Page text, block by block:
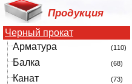
Продукция
Черный прокат
Арматура
(110)
Балка (68)
Канат (73)